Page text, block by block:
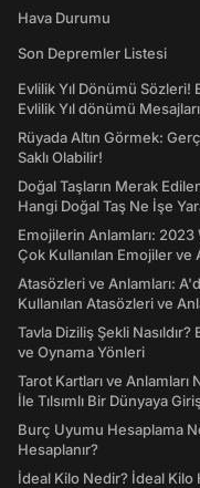
Hava Durumu
Son Depremler Listesi
Evlilik Yıl Dönümü Sözleri!
Evlilik Yıl dönümü Mesajları
Rüyada Altın Görmek:
Saklı Olabilir!
Doğal Taşların Merak
Hangi Doğal Taş Ne İşe
Emojilerin Anlamları:
Çok Kullanılan Emojiler ve
Atasözleri ve Anlamları:
Kullanılan Atasözleri ve
Tavla Diziliş Şekli Nasıldır?
ve Oynama Yönleri
Tarot Kartları ve
İle Tılsımlı Bir Dünyaya
Burç Uyumu Hesaplama
Hesaplanır?
İdeal Kilo Nedir? İdeal Kilo